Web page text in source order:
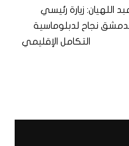
اللهيان: زيارة رئيسي
نجاح لدبلوماسية
التكامل الإقليمي